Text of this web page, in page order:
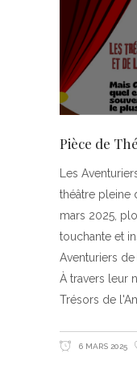
Pièce de
Les
théâtre pleine
mars 2025,
touchante et
Aventuriers de
À travers leur
Trésors de
6 MARS 2025